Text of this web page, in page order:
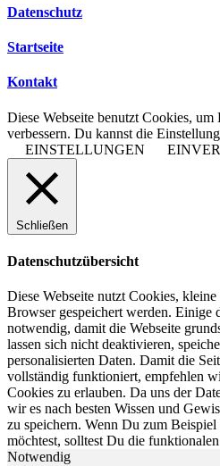
Datenschutz
Startseite
Kontakt
Diese Webseite benutzt Cookies,
verbessern. Du kannst die
EINSTELLUNGEN
Schließen
Datenschutzübersicht
Diese Webseite nutzt Cookies,
Browser gespeichert werden. Einige
notwendig, damit die Webseite
lassen sich nicht deaktivieren,
personalisierten Daten. Damit die
vollständig funktioniert, empfehlen
Cookies zu erlauben. Da uns der
wir es nach besten Wissen und
zu speichern. Wenn Du zum
möchtest, solltest Du die
Notwendig